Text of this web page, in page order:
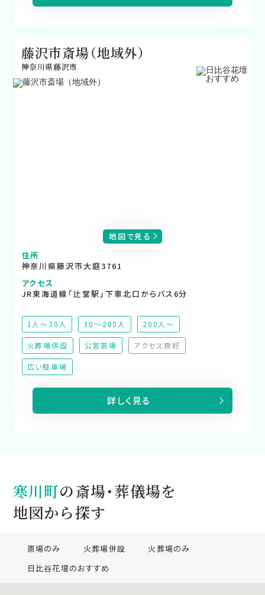
藤沢市斎場（地域外）
神奈川県藤沢市
地図で見る
住所
神奈川県藤沢市大庭3761
アクセス
JR東海道線「辻堂駅」下車北口からバス6分
1人～30人 30～200人 200人～
火葬場併設 公営斎場
アクセス良好
（非対応）
広い駐車場
詳しく見る
寒川町の斎場・葬儀場を
地図から探す
斎場のみ 火葬場併設
火葬場のみ
日比谷花壇のおすすめ